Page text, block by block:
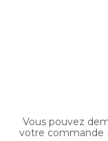
Vous pouvez
votre commande